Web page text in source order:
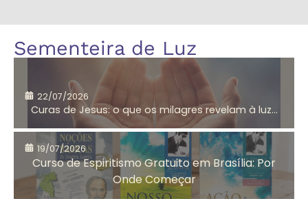
Amor
segundo
Aniversário do
CEMA
Antigo
Testamento
Sementeira de Luz
22/07/2026
Curas de Jesus: o que os milagres revelam à luz...
19/07/2026
Curso de Espiritismo Gratuito em Brasília: Por
Onde Começar